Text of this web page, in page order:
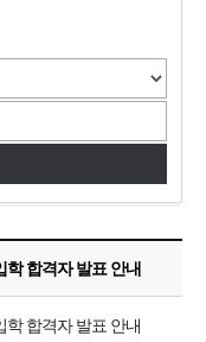
합격자 발표 안내
학 합격자 발표 안내